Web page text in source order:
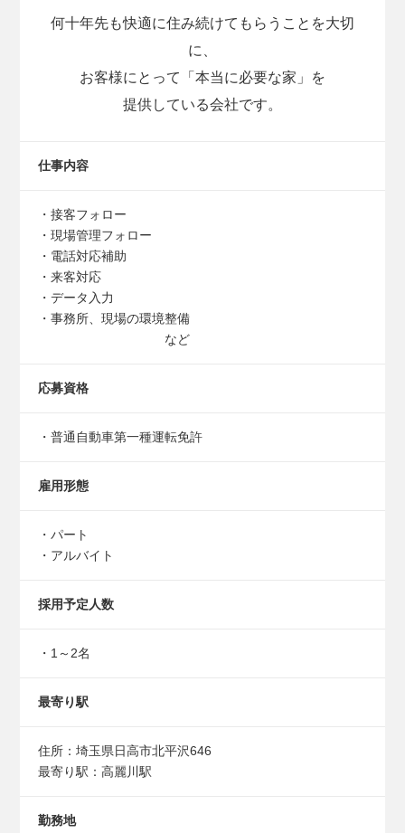
何十年先も快適に住み続けてもらうことを大切
に、
お客様にとって「本当に必要な家」を
提供している会社です。
仕事内容
・接客フォロー
・現場管理フォロー
・電話対応補助
・来客対応
・データ入力
・事務所、現場の環境整備
など
応募資格
・普通自動車第一種運転免許
雇用形態
・パート
・アルバイト
採用予定人数
・1～2名
最寄り駅
住所：埼玉県日高市北平沢646
最寄り駅：高麗川駅
勤務地